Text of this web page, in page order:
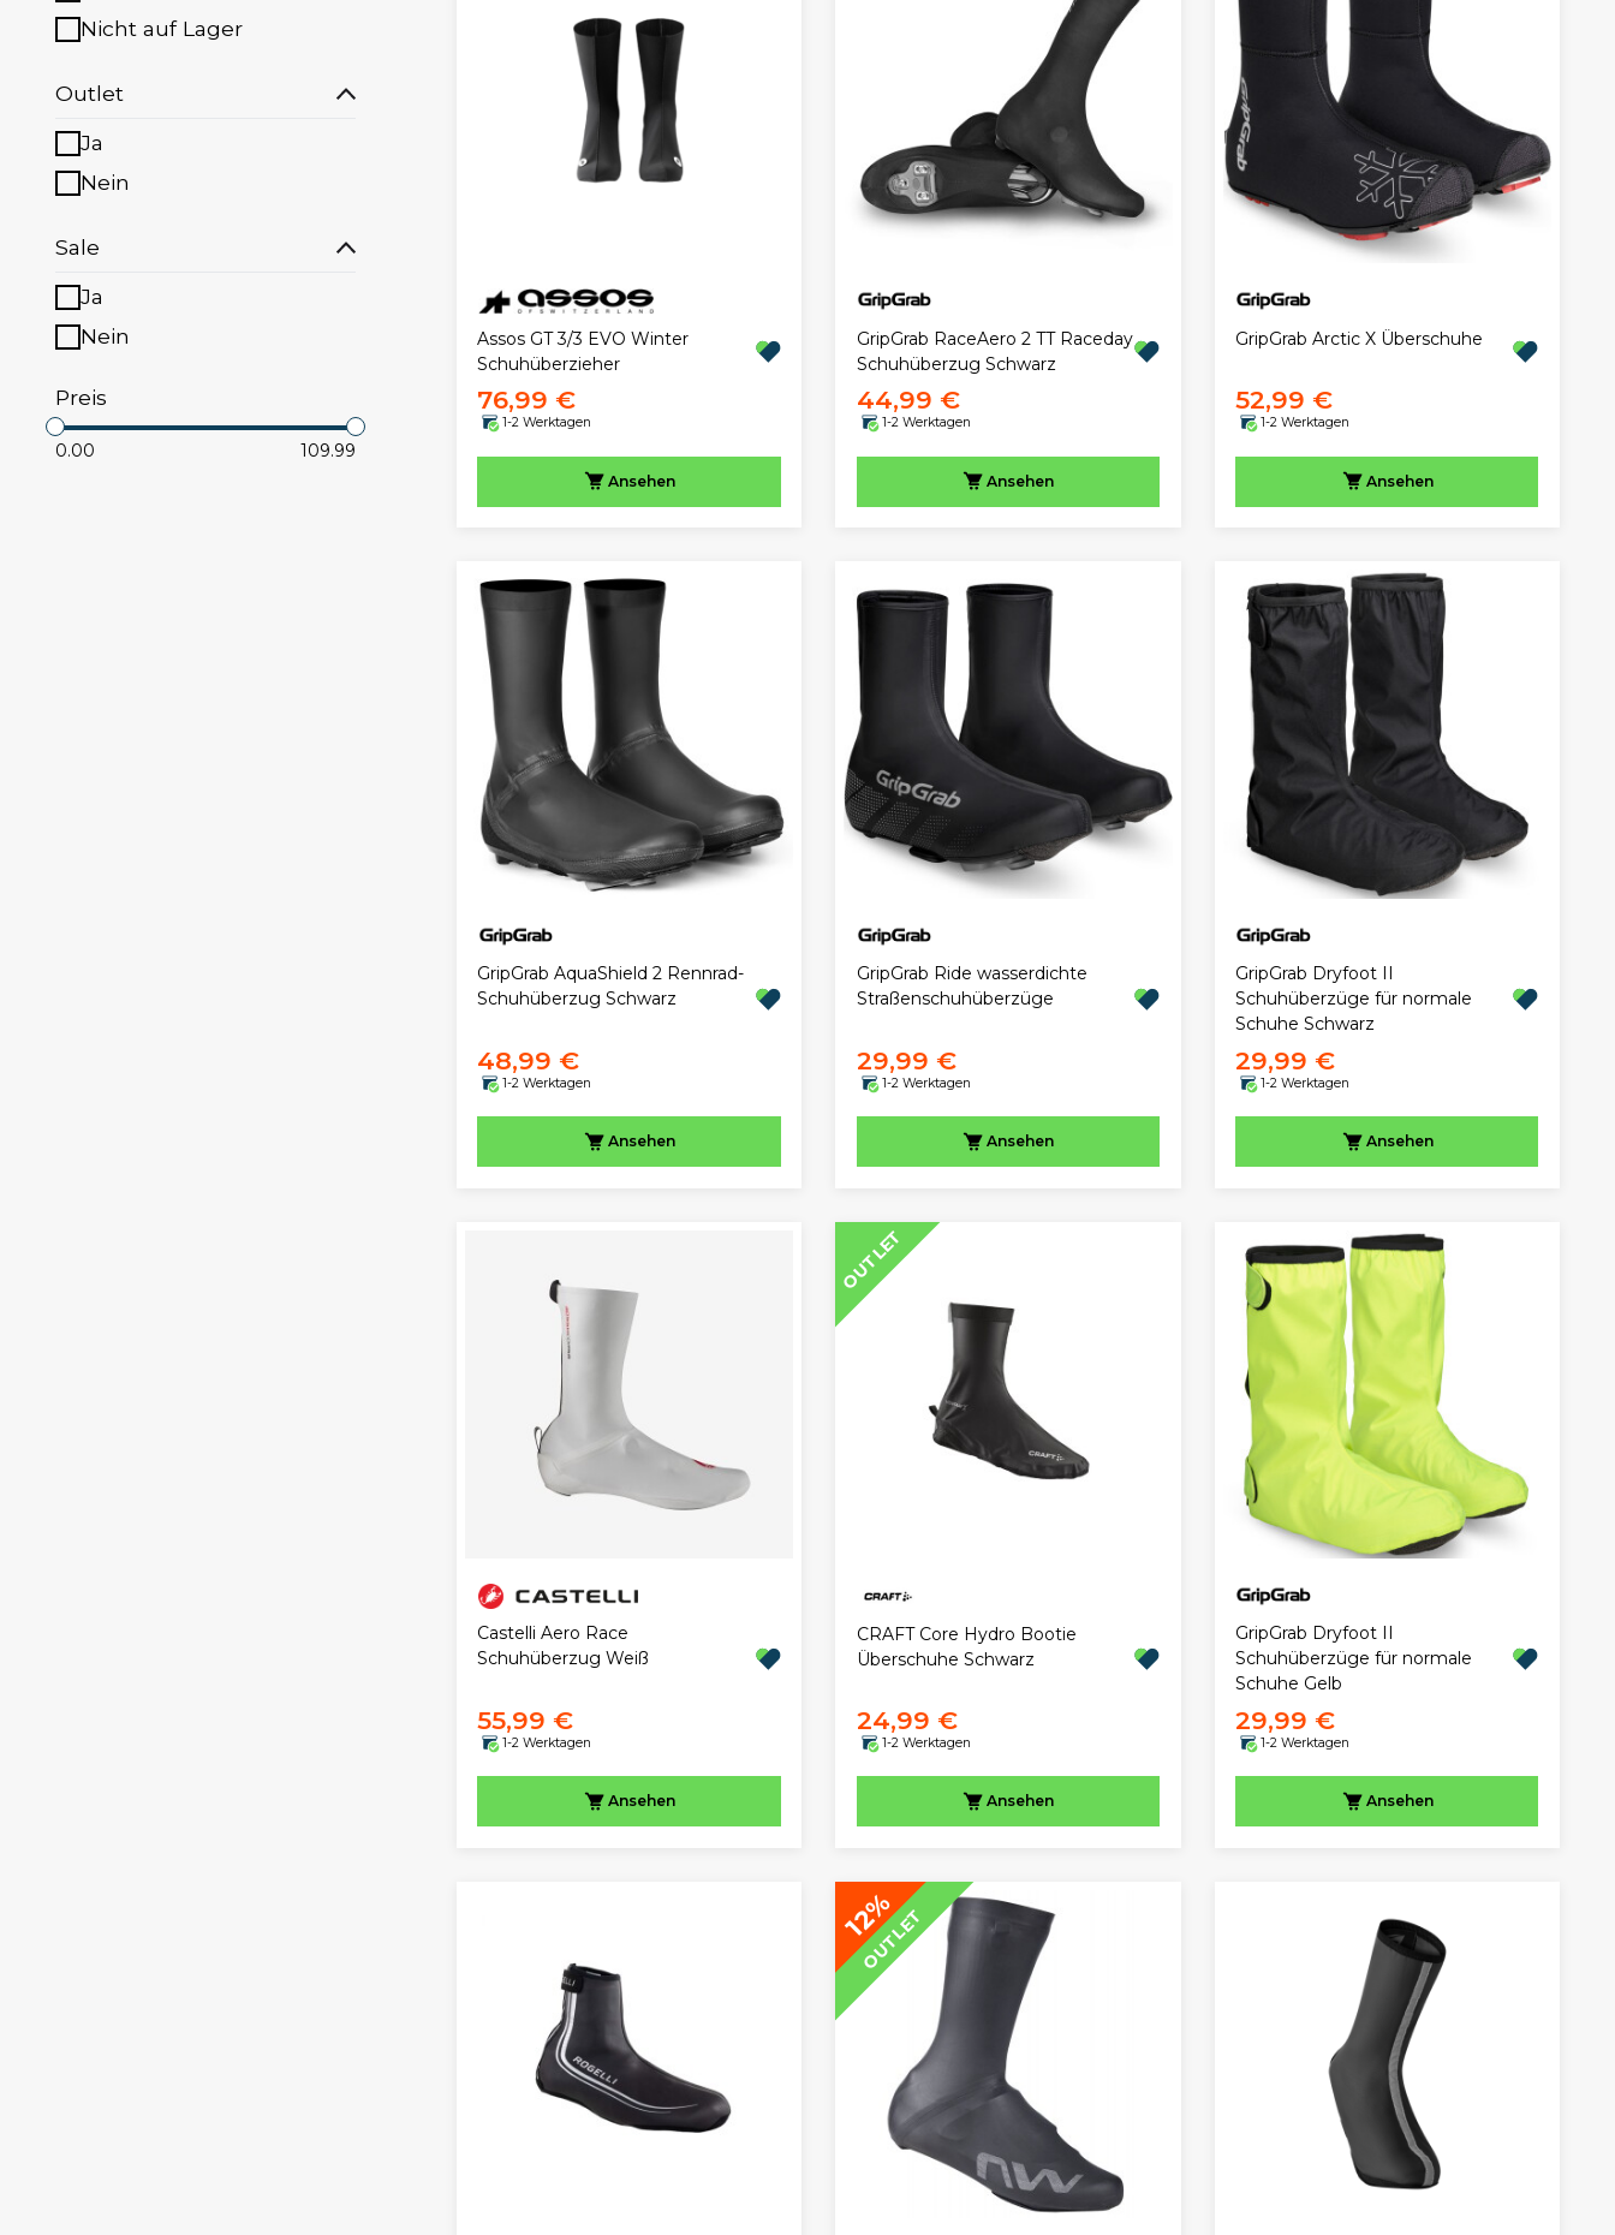
Nicht auf Lager
Outlet
Ja
Nein
Sale
Ja
Nein
Preis
0.00 109.99
Assos GT 3/3 EVO Winter
Schuhüberzieher
76,99 €
1-2 Werktagen
Ansehen
GripGrab RaceAero 2 TT Raceday
Schuhüberzug Schwarz
44,99 €
1-2 Werktagen
Ansehen
GripGrab Arctic X Überschuhe
52,99 €
1-2 Werktagen
Ansehen
GripGrab AquaShield 2 Rennrad-
Schuhüberzug Schwarz
48,99 €
1-2 Werktagen
Ansehen
GripGrab Ride wasserdichte
Straßenschuhüberzüge
29,99 €
1-2 Werktagen
Ansehen
GripGrab Dryfoot II
Schuhüberzüge für normale
Schuhe Schwarz
29,99 €
1-2 Werktagen
Ansehen
Castelli Aero Race
Schuhüberzug Weiß
55,99 €
1-2 Werktagen
Ansehen
OUTLET
CRAFT Core Hydro Bootie
Überschuhe Schwarz
24,99 €
1-2 Werktagen
Ansehen
GripGrab Dryfoot II
Schuhüberzüge für normale
Schuhe Gelb
29,99 €
1-2 Werktagen
Ansehen
12%
OUTLET